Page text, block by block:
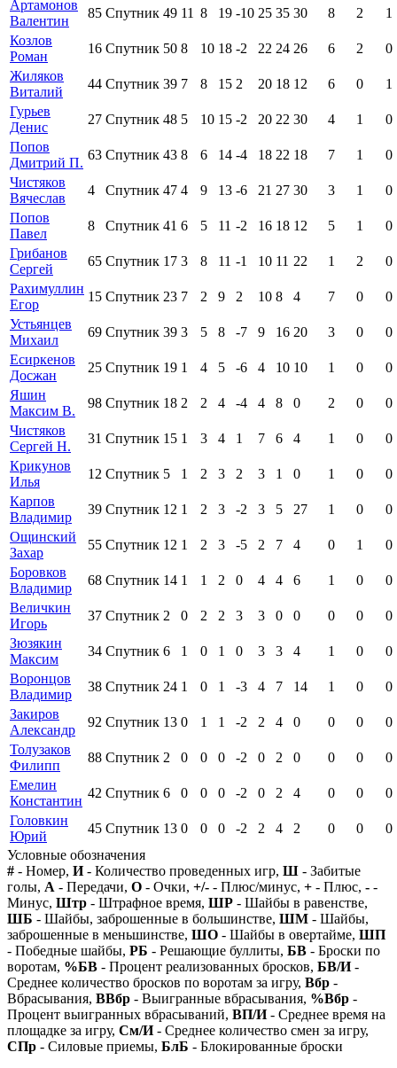
Артамонов
Валентин
85 Спутник 49 11 8 19 -10 25 35 30 8 2
1
Козлов
Роман
16 Спутник 50 8 10 18 -2 22 24 26 6 2
0
Жиляков
Виталий
44 Спутник 39 7 8 15 2 20 18 12 6 0
1
Гурьев
Денис
27 Спутник 48 5 10 15 -2 20 22 30 4 1
0
Попов
Дмитрий П.
63 Спутник 43 8 6 14 -4 18 22 18 7 1
0
Чистяков
Вячеслав
4 Спутник 47 4 9 13 -6 21 27 30 3 1
0
Попов
Павел
8 Спутник 41 6 5 11 -2 16 18 12 5 1
0
Грибанов
Сергей
65 Спутник 17 3 8 11 -1 10 11 22 1 2
0
Рахимуллин
Егор
15 Спутник 23 7 2 9 2 10 8 4 7 0
0
Устьянцев
Михаил
69 Спутник 39 3 5 8 -7 9 16 20 3 0
0
Есиркенов
Досжан
25 Спутник 19 1 4 5 -6 4 10 10 1 0
0
Яшин
Максим В.
98 Спутник 18 2 2 4 -4 4 8 0 2 0
0
Чистяков
Сергей Н.
31 Спутник 15 1 3 4 1 7 6 4 1 0
0
Крикунов
Илья
12 Спутник 5 1 2 3 2 3 1 0 1 0
0
Карпов
Владимир
39 Спутник 12 1 2 3 -2 3 5 27 1 0
0
Ощинский
Захар
55 Спутник 12 1 2 3 -5 2 7 4 0 1
0
Боровков
Владимир
68 Спутник 14 1 1 2 0 4 4 6 1 0
0
Величкин
Игорь
37 Спутник 2 0 2 2 3 3 0 0 0 0
0
Зюзякин
Максим
34 Спутник 6 1 0 1 0 3 3 4 1 0
0
Воронцов
Владимир
38 Спутник 24 1 0 1 -3 4 7 14 1 0
0
Закиров
Александр
92 Спутник 13 0 1 1 -2 2 4 0 0 0
0
Толузаков
Филипп
88 Спутник 2 0 0 0 -2 0 2 0 0 0
0
Емелин
Константин
42 Спутник 6 0 0 0 -2 0 2 4 0 0
0
Головкин
Юрий
45 Спутник 13 0 0 0 -2 2 4 2 0 0
0
Условные обозначения
# - Номер, И- Количество проведенных игр, Ш - Забитые
голы, А - Передачи, О - Очки, +/- - Плюс/минус, + - Плюс, - -
Минус, Штр - Штрафное время, ШР - Шайбы в равенстве,
ШБ - Шайбы, заброшенные в большинстве, ШМ - Шайбы,
заброшенные в меньшинстве, ШО - Шайбы в овертайме, ШП
- Победные шайбы, РБ - Решающие буллиты, БВ - Броски по
воротам, %БВ - Процент реализованных бросков, БВ/И-
Среднее количество бросков по воротам за игру, Вбр -
Вбрасывания, ВВбр - Выигранные вбрасывания, %Вбр -
Процент выигранных вбрасываний, ВП/И- Среднее время на
площадке за игру, См/И- Среднее количество смен за игру,
СПр - Силовые приемы, БлБ - Блокированные броски